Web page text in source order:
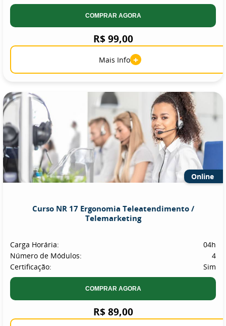
COMPRAR AGORA
R$ 99,00
Mais Info +
Online
Curso NR 17 Ergonomia Teleatendimento /
Telemarketing
Carga Horária:
04h
Número de Módulos:
4
Certificação:
Sim
COMPRAR AGORA
R$ 89,00